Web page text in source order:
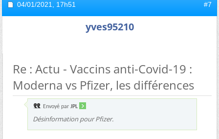
04/01/2021, 17h51 #7
yves95210
Re : Actu - Vaccins anti-Covid-19 :
Moderna vs Pfizer, les différences
Envoyé par JPL
Désinformation pour Pfizer.